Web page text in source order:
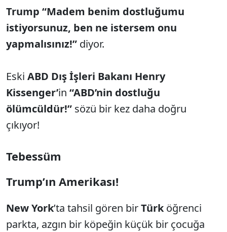
Trump “Madem benim dostluğumu
istiyorsunuz, ben ne istersem onu
yapmalısınız!” diyor.
Eski ABD Dış İşleri Bakanı Henry
Kissenger’in “ABD’nin dostluğu
ölümcüldür!” sözü bir kez daha doğru
çıkıyor!
Tebessüm
Trump’ın Amerikası!
New York’ta tahsil gören birTürköğrenci
parkta, azgın bir köpeğin küçük bir çocuğa